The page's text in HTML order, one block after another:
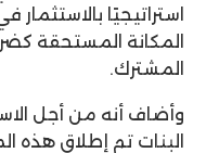
استراتيجيًا
المكانة المستحقة
المشترك.
وأضاف أنه من أجل
البنات تم إطلاق هذه